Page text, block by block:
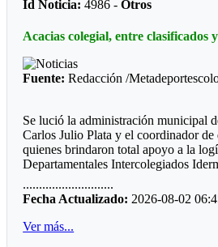
deporte del turmequé. Estos nombres
administración, es José Vicente
actualmente es el administrador del
Id Noticia: 4986 -Otros
Acacias colegial, entre clasificados
Fuente: Redacción /
Se lució la administración municipal
Carlos Julio Plata y el coordinador de
quienes brindaron total apoyo a la
Departamentales Intercolegiados
El equipo administrativo y operativo
detalle para que la programación se
letra. Desde ya la Alcaldía de Acacias
de los escenarios que requiere
............................
Fecha Actualizado: 2026-08-02
Ver más...